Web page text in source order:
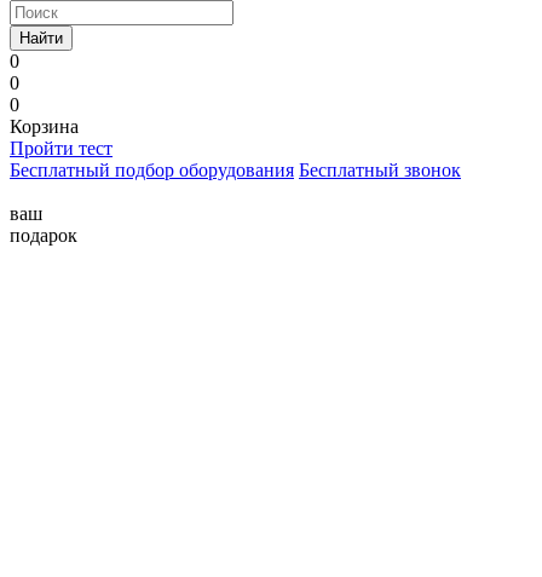
Найти
0
0
0
Корзина
Пройти тест
Бесплатный подбор оборудования Бесплатный звонок
ваш
подарок